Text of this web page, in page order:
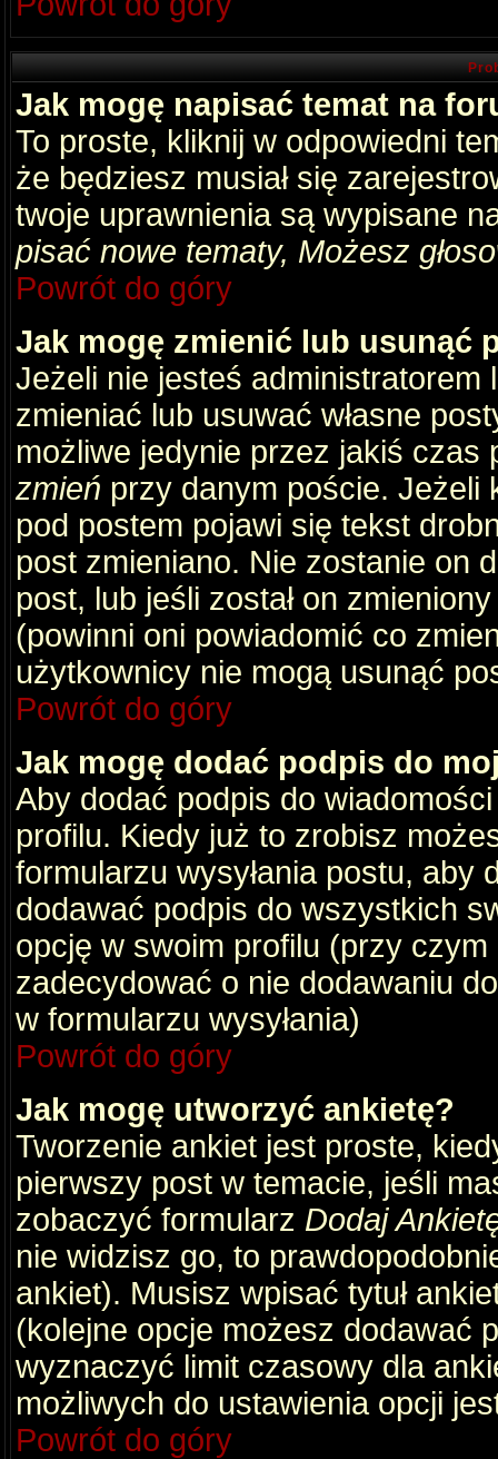
Jak mogę napisać temat na
To proste, kliknij w odpowiedni
że będziesz musiał się
twoje uprawnienia są wypisane
pisać nowe tematy, Możesz
Powrót do góry
Jak mogę zmienić lub usunąć
Jeżeli nie jesteś
zmieniać lub usuwać własne
możliwe jedynie przez jakiś
zmień przy danym poście. Jeżeli
pod postem pojawi się tekst
post zmieniano. Nie zostanie on
post, lub jeśli został on
(powinni oni powiadomić co
użytkownicy nie mogą usunąć
Powrót do góry
Jak mogę dodać podpis do
Aby dodać podpis do
profilu. Kiedy już to zrobisz
formularzu wysyłania postu,
dodawać podpis do wszystkich
opcję w swoim profilu (przy
zadecydować o nie dodawaniu
w formularzu wysyłania)
Powrót do góry
Jak mogę utworzyć ankietę?
Tworzenie ankiet jest proste,
pierwszy post w temacie, jeśli
zobaczyć formularz Dodaj
nie widzisz go, to
ankiet). Musisz wpisać tytuł
(kolejne opcje możesz dodawać
wyznaczyć limit czasowy dla
możliwych do ustawienia opcji
Powrót do góry